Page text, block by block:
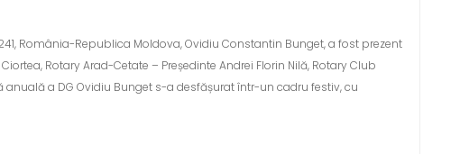
România-Republica Moldova, Ovidiu Constantin Bunget, a fost prezent
Rotary Arad-Cetate – Președinte Andrei Florin Nilă, Rotary Club
anuală a DG Ovidiu Bunget s-a desfășurat într-un cadru festiv, cu